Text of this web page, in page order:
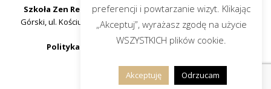
Szkoła Zen Reiki w Polsce, organ prowadzący Piotr Dacjusz
Górski, ul. Kościuszki 25, 40-048 Katowice, województwo śląskie
Polityka Prywatności strony www|Artykuły
preferencji i powtarzanie wizyt. Klikając
„Akceptuj”, wyrażasz zgodę na użycie
WSZYSTKICH plików cookie.
Akceptuję Odrzucam